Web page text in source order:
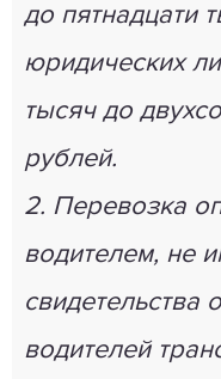
до пятнадцати
юридических
тысяч до
рублей.
2. Перевозка
водителем, не
свидетельства
водителей